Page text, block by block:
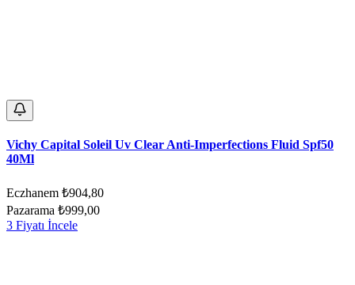
Vichy Capital Soleil Uv Clear Anti-Imperfections Fluid Spf50
40Ml
Eczhanem ₺904,80
Pazarama ₺999,00
3 Fiyatı İncele